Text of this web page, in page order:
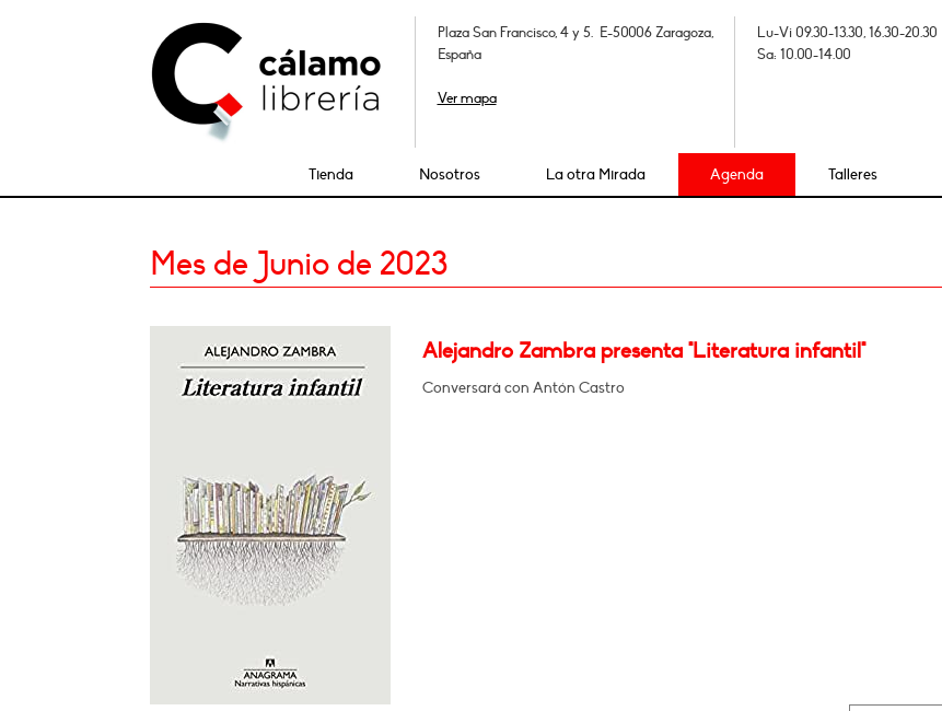
Plaza San Francisco, 4 y 5. E-50006 Zaragoza,
España
Ver mapa
Lu-Vi 09.30-13.30, 16.30-20.30
Sa: 10.00-14.00
Tienda Nosotros La otra Mirada Agenda Talleres
Mes de Junio de 2023
Alejandro Zambra presenta "Literatura infantil"
Conversará con Antón Castro